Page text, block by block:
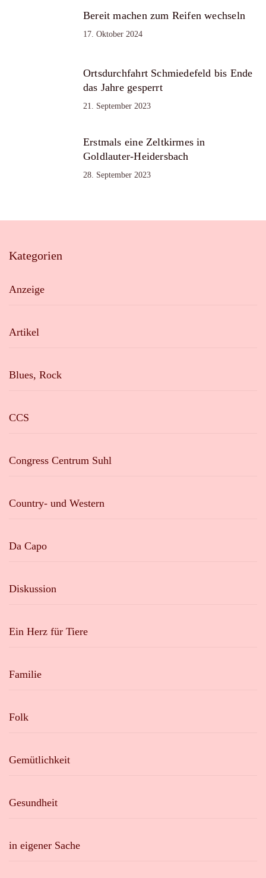
Bereit machen zum Reifen wechseln
17. Oktober 2024
Ortsdurchfahrt Schmiedefeld bis Ende
das Jahre gesperrt
21. September 2023
Erstmals eine Zeltkirmes in
Goldlauter-Heidersbach
28. September 2023
Kategorien
Anzeige
Artikel
Blues, Rock
CCS
Congress Centrum Suhl
Country- und Western
Da Capo
Diskussion
Ein Herz für Tiere
Familie
Folk
Gemütlichkeit
Gesundheit
in eigener Sache